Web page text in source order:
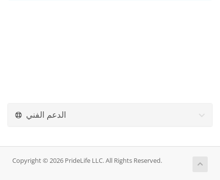
الدعم الفني
Copyright © 2026 PrideLife LLC. All Rights Reserved.